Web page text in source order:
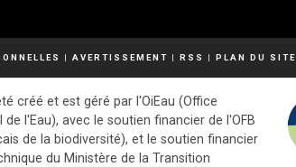
| AVERTISSEMENT | RSS | PLAN DU SITE
créé et est géré par l'OiEau (Office
de l'Eau), avec le soutien financier de l'OFB
de la biodiversité), et le soutien financier
du Ministère de la Transition